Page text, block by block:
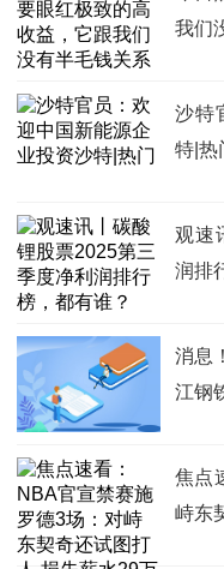
我们
沙特
特|热
观速
润排
消息
江钢
焦点
峙东